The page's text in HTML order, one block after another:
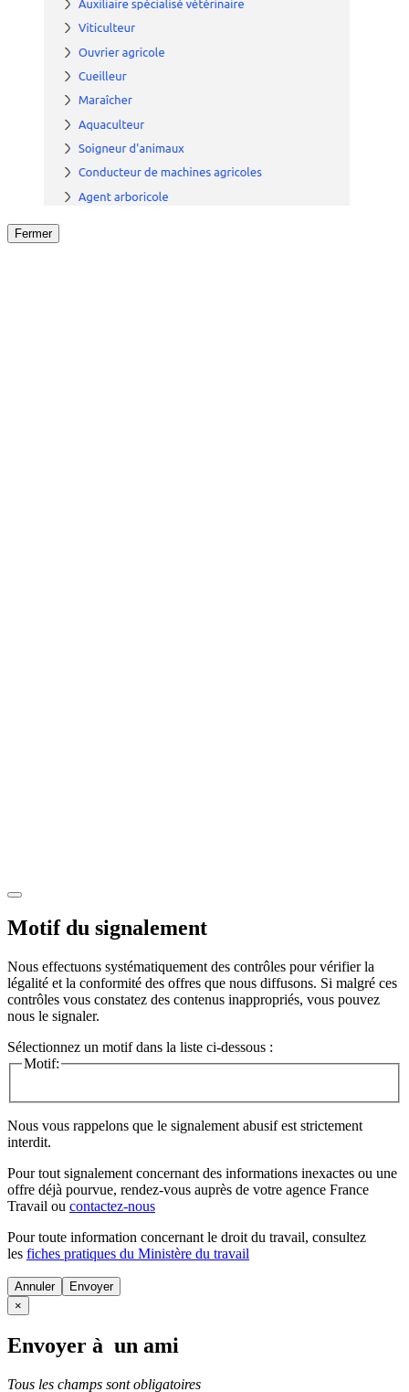
Fermer
Motif du signalement
Nous effectuons systématiquement des contrôles pour vérifier la
légalité et la conformité des offres que nous diffusons. Si malgré ces
contrôles vous constatez des contenus inappropriés, vous pouvez
nous le signaler.
Sélectionnez un motif dans la liste ci-dessous :
Motif:
Nous vous rappelons que le signalement abusif est strictement
interdit.
Pour tout signalement concernant des informations inexactes ou une
offre déjà pourvue, rendez-vous auprès de votre agence France
Travail ou contactez-nous
Pour toute information concernant le droit du travail, consultez
les fiches pratiques du Ministère du travail
Annuler
×
Envoyer à un ami
Tous les champs sont obligatoires